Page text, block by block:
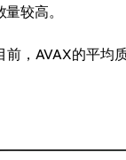
较高。
，AVAX的平均